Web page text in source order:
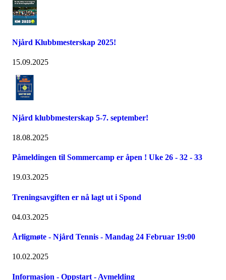
Njård Klubbmesterskap 2025!
15.09.2025
Njård klubbmesterskap 5-7. september!
18.08.2025
Påmeldingen til Sommercamp er åpen ! Uke 26 - 32 - 33
19.03.2025
Treningsavgiften er nå lagt ut i Spond
04.03.2025
Årligmøte - Njård Tennis - Mandag 24 Februar 19:00
10.02.2025
Informasjon - Oppstart - Avmelding